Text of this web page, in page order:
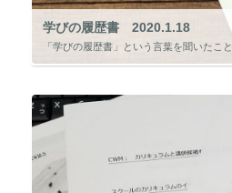
学びの履歴書 2020.1.18